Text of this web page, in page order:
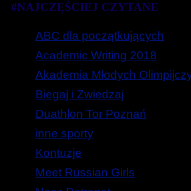
#NAJCZĘŚCIEJ CZYTANE
ABC dla początkujących
Academic Writing 2018
Akademia Młodych
Biegaj i Zwiedzaj
Duathlon Tor Poznań
inne sporty
Kontuzje
Meet Russian Girls